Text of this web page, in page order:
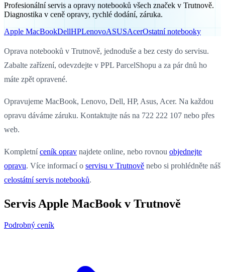
Profesionální servis a opravy notebooků všech značek v Trutnově.
Diagnostika v ceně opravy, rychlé dodání, záruka.
Apple MacBookDellHPLenovoASUSAcerOstatní notebooky
Oprava notebooků v Trutnově, jednoduše a bez cesty do servisu.
Zabalte zařízení, odevzdejte v PPL ParcelShopu a za pár dnů ho
máte zpět opravené.
Opravujeme MacBook, Lenovo, Dell, HP, Asus, Acer. Na každou
opravu dáváme záruku. Kontaktujte nás na 722 222 107 nebo přes
web.
Kompletníceník oprav najdete online, nebo rovnou objednejte
opravu. Více informací o servisu v Trutnově nebo si prohlédněte náš
celostátní servis notebooků.
Servis Apple MacBook v Trutnově
Podrobný ceník